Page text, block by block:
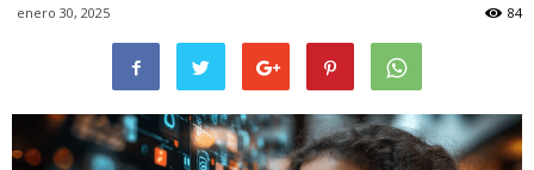
enero 30, 2025 84